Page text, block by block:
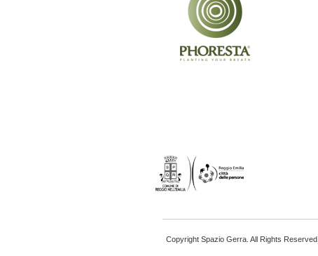
Copyright Spazio Gerra. All Rights Reserved.